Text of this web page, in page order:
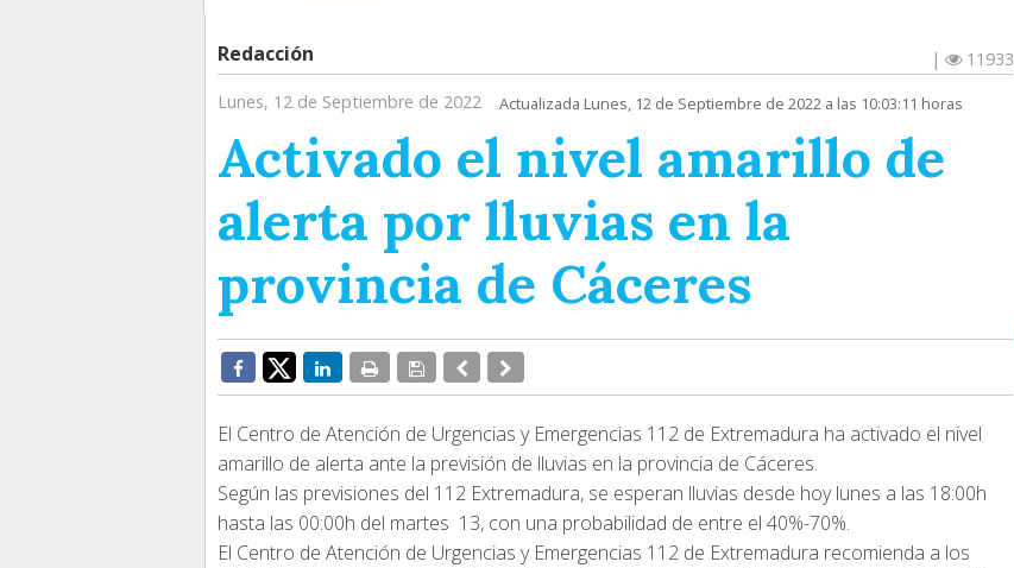
Redacción |
11933
Lunes, 12 de Septiembre de 2022
Actualizada Lunes, 12 de Septiembre de 2022 a las 10:03:11 horas
Activado el nivel amarillo de
alerta por lluvias en la
provincia de Cáceres
El Centro de Atención de Urgencias y Emergencias 112 de Extremadura ha activado el nivel
amarillo de alerta ante la previsión de lluvias en la provincia de Cáceres.
Según las previsiones del 112 Extremadura, se esperan lluvias desde hoy lunes a las 18:00h
hasta las 00:00h del martes 13, con una probabilidad de entre el 40%-70%.
El Centro de Atención de Urgencias y Emergencias 112 de Extremadura recomienda a los